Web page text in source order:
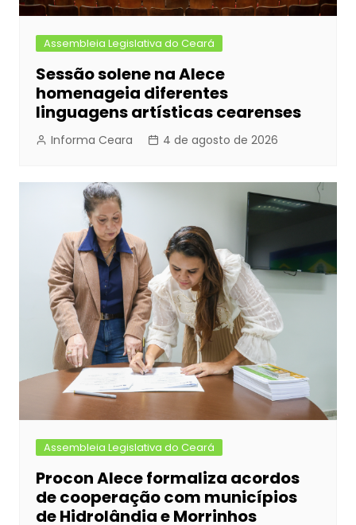
Assembleia Legislativa do Ceará
Sessão solene na Alece
homenageia diferentes
linguagens artísticas cearenses
Informa Ceara 4 de agosto de 2026
Assembleia Legislativa do Ceará
Procon Alece formaliza acordos
de cooperação com municípios
de Hidrolândia e Morrinhos